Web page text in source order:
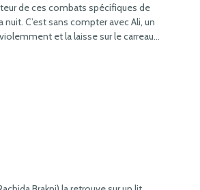
de ces combats spécifiques de
C’est sans compter avec Ali, un
et la laisse sur le carreau…